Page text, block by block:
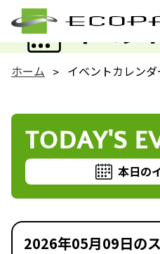
イベン
ホーム イベントカレンダ
TODAY'S
本日の
2026年05月09日の